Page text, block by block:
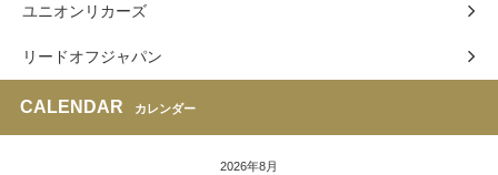
ユニオンリカーズ
リードオフジャパン
CALENDAR カレンダー
2026年8月